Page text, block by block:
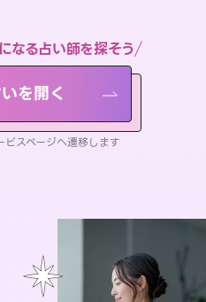
なる占い師を探そう
を開く
スページへ遷移します